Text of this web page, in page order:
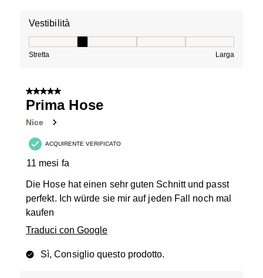
Vestibilità
Stretta Larga
5 su 5 stelle.
Prima Hose
Nice
ACQUIRENTE VERIFICATO
11 mesi fa
Die Hose hat einen sehr guten Schnitt und passt
perfekt. Ich würde sie mir auf jeden Fall noch mal
kaufen
Traduci con Google
Sì, Consiglio questo prodotto.